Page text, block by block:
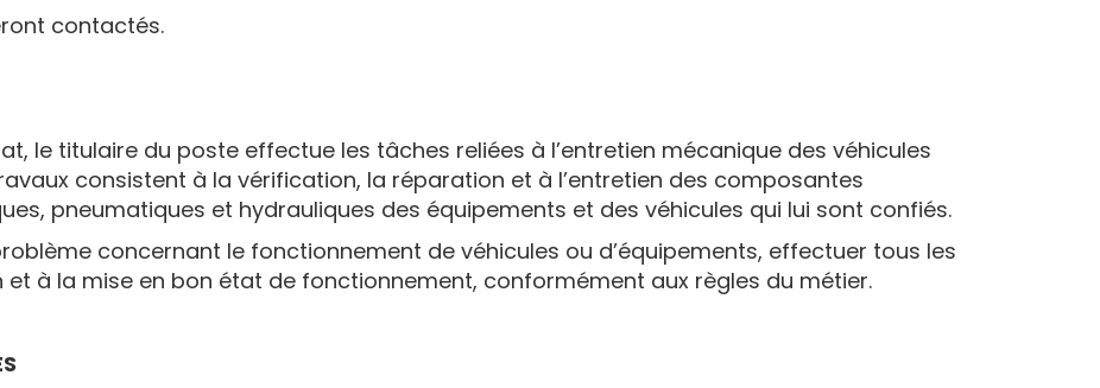
contactés.
le titulaire du poste effectue les tâches reliées à l’entretien mécanique des véhicules
consistent à la vérification, la réparation et à l’entretien des composantes
pneumatiques et hydrauliques des équipements et des véhicules qui lui sont confiés.
concernant le fonctionnement de véhicules ou d’équipements, effectuer tous les
à la mise en bon état de fonctionnement, conformément aux règles du métier.